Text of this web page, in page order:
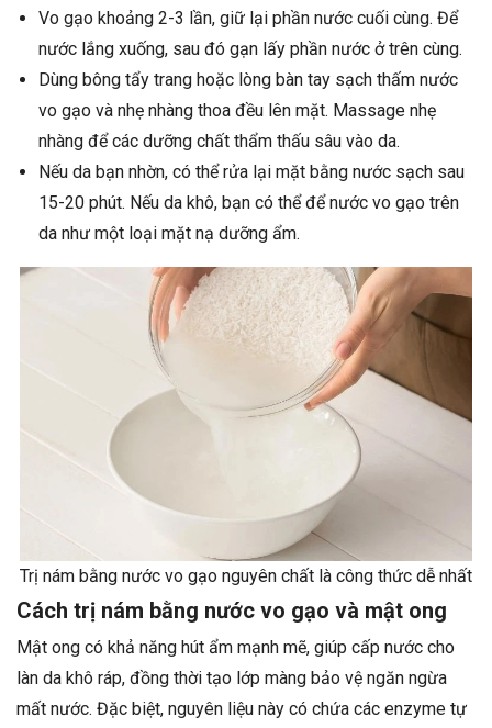
Vo gạo khoảng 2-3 lần, giữ lại phần nước cuối cùng. Để
nước lắng xuống, sau đó gạn lấy phần nước ở trên cùng.
Dùng bông tẩy trang hoặc lòng bàn tay sạch thấm nước
vo gạo và nhẹ nhàng thoa đều lên mặt. Massage nhẹ
nhàng để các dưỡng chất thẩm thấu sâu vào da.
Nếu da bạn nhờn, có thể rửa lại mặt bằng nước sạch sau
15-20 phút. Nếu da khô, bạn có thể để nước vo gạo trên
da như một loại mặt nạ dưỡng ẩm.
Trị nám bằng nước vo gạo nguyên chất là công thức dễ nhất
Cách trị nám bằng nước vo gạo và mật ong
Mật ong có khả năng hút ẩm mạnh mẽ, giúp cấp nước cho
làn da khô ráp, đồng thời tạo lớp màng bảo vệ ngăn ngừa
mất nước. Đặc biệt, nguyên liệu này có chứa các enzyme tự